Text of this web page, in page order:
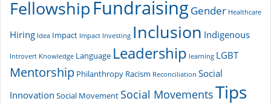
FellowshipFundraisingGender Healthcare
Hiring Idea Impact Impact Investing Inclusion Indigenous
Introvert Knowledge Language Leadership learning LGBT
Mentorship Philanthropy Racism Reconciliation Social
Innovation Social Movement Social MovementsTips